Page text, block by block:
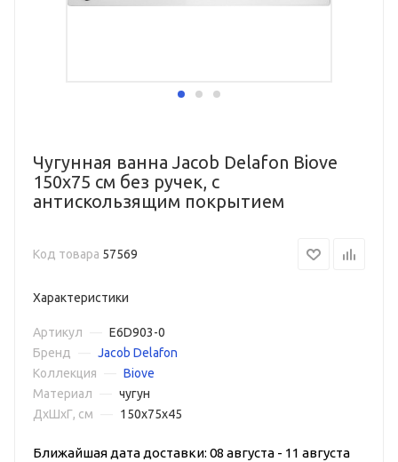
Чугунная ванна Jacob Delafon Biove
150x75 см без ручек, с
антискользящим покрытием
Код товара 57569
Характеристики
Артикул
E6D903-0
Бренд
Jacob Delafon
Коллекция
Biove
Материал
чугун
ДxШxГ, см
150x75x45
Ближайшая дата доставки: 08 августа - 11 августа